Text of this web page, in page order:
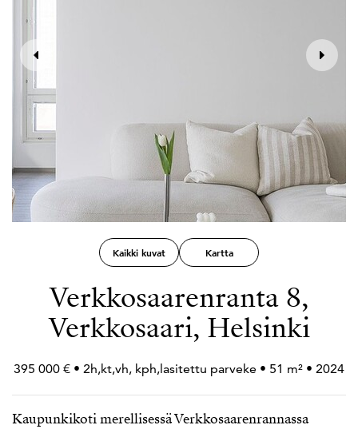
Kaikki kuvat Kartta
Verkkosaarenranta 8,
Verkkosaari, Helsinki
395 000 € • 2h,kt,vh, kph,lasitettu parveke • 51 m² • 2024
Kaupunkikoti merellisessä Verkkosaarenrannassa